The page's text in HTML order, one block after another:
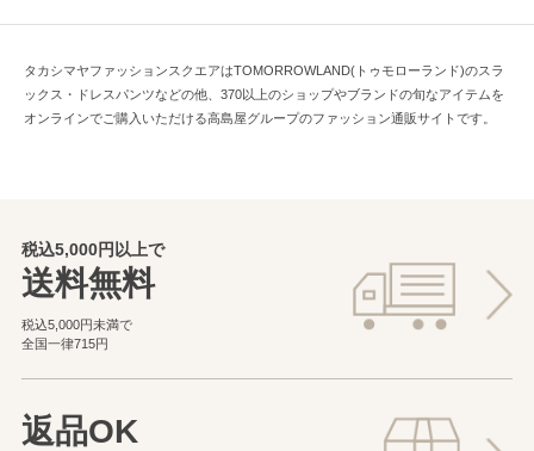
タカシマヤファッションスクエアはTOMORROWLAND(トゥモローランド)のスラ
ックス・ドレスパンツなどの他、370以上のショップやブランドの旬なアイテムを
オンラインでご購入いただける高島屋グループのファッション通販サイトです。
税込5,000円以上で
送料無料
税込5,000円未満で
全国一律715円
返品OK